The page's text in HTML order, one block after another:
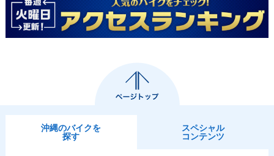
沖縄のバイクを
探す
スペシャル
コンテンツ